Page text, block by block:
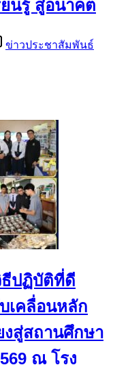
ยนรู้ สู่อนาคต
ข่าวประชาสัมพันธ์
ธีปฏิบัติที่ดี
เคลื่อนหลัก
งสู่สถานศึกษา
ณ โรง